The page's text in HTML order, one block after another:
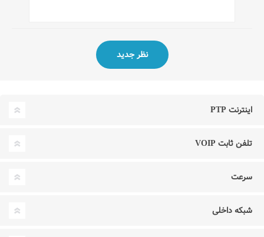
اینترنت PTP
تلفن ثابت VOIP
سرعت
شبکه داخلی